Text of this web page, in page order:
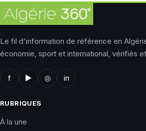
Le fil d'information de référence en
économie, sport et international, vérifiés
f ▶ ◎ in
RUBRIQUES
À la une